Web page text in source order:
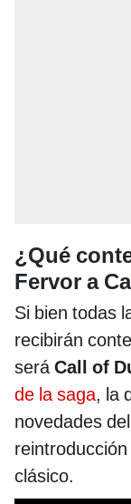
¿Qué
Fervor a
Si bien todas
recibirán
seráCall of
de la saga, la
novedades
clásico.